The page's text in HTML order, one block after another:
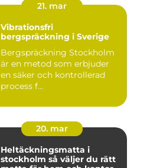
21. mar
Vibrationsfri
bergspräckning i Sverige
Bergspräckning Stockholm
är en metod som erbjuder
en säker och kontrollerad
process f...
20. mar
Heltäckningsmatta i
stockholm så väljer du rätt